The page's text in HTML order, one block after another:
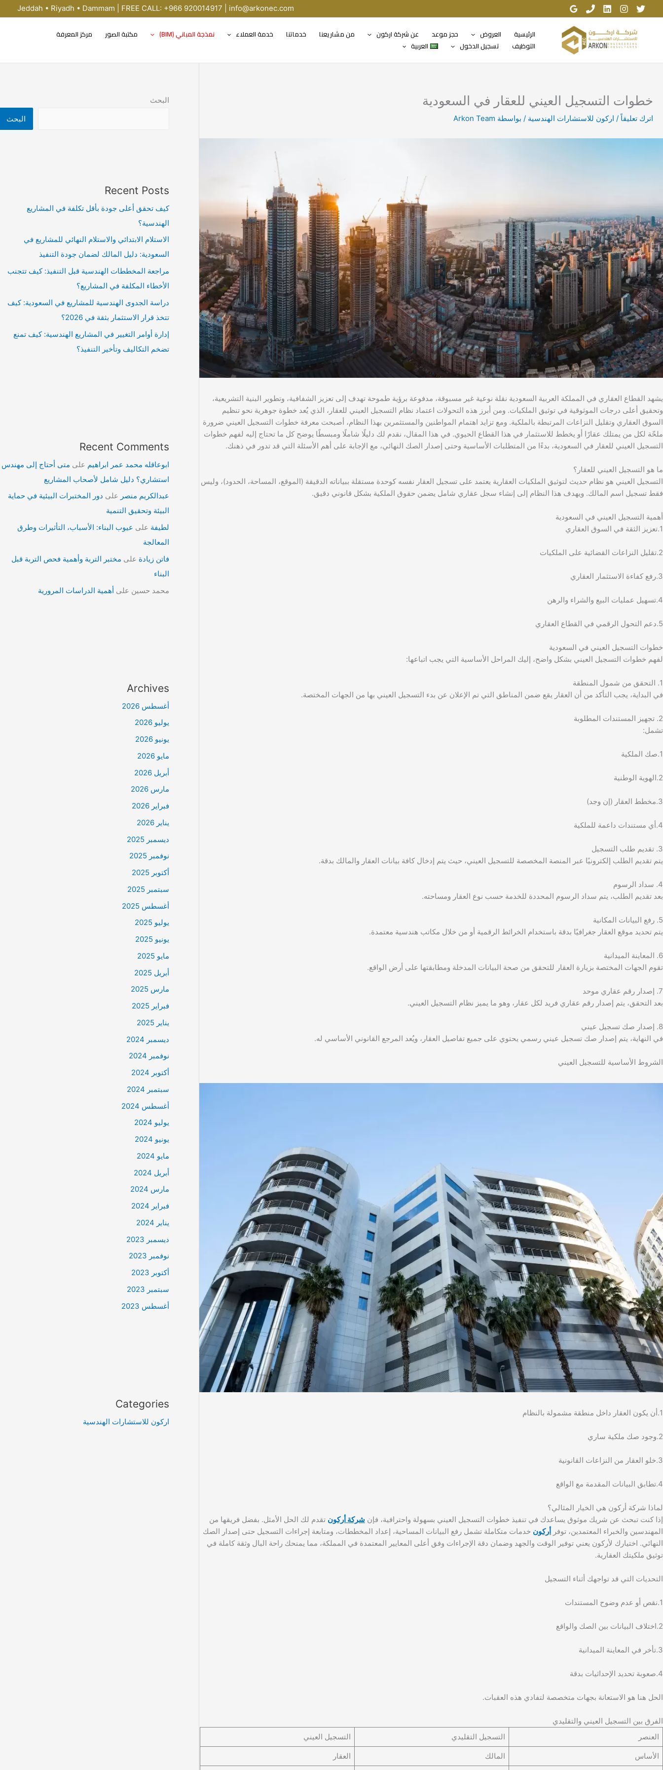
تخطي
إلى
Jeddah • Riyadh • Dammam | FREE CALL: +966 920014917 | info@arkonec.com
الرئيسية العروض حجز موعد عن شركة اركون من مشاريعنا خدماتنا خدمة العملاء نمذجة المباني (BIM) مكتبة الصور
مركز المعرفة
التوظيف
تسجيل الدخول العربية
خطوات التسجيل العيني للعقار في السعودية
اترك تعليقاً / اركون للاستشارات الهندسية / بواسطة Arkon Team
يشهد القطاع العقاري في المملكة العربية السعودية نقلة نوعية غير مسبوقة، مدفوعة برؤية طموحة تهدف إلى تعزيز الشفافية، وتطوير البنية التشريعية،
وتحقيق أعلى درجات الموثوقية في توثيق الملكيات. ومن أبرز هذه التحولات اعتماد نظام التسجيل العيني للعقار، الذي يُعد خطوة جوهرية نحو تنظيم
السوق العقاري وتقليل النزاعات المرتبطة بالملكية. ومع تزايد اهتمام المواطنين والمستثمرين بهذا النظام، أصبحت معرفة خطوات التسجيل العيني ضرورة
ملحّة لكل من يمتلك عقارًا أو يخطط للاستثمار في هذا القطاع الحيوي. في هذا المقال، نقدم لك دليلًا شاملًا ومبسطًا يوضح كل ما تحتاج إليه لفهم خطوات
التسجيل العيني للعقار في السعودية، بدءًا من المتطلبات الأساسية وحتى إصدار الصك النهائي، مع الإجابة على أهم الأسئلة التي قد تدور في ذهنك.
ما هو التسجيل العيني للعقار؟
التسجيل العيني هو نظام حديث لتوثيق الملكيات العقارية يعتمد على تسجيل العقار نفسه كوحدة مستقلة ببياناته الدقيقة (الموقع، المساحة، الحدود)، وليس
فقط تسجيل اسم المالك. ويهدف هذا النظام إلى إنشاء سجل عقاري شامل يضمن حقوق الملكية بشكل قانوني دقيق.
أهمية التسجيل العيني في السعودية
1.تعزيز الثقة في السوق العقاري
2.تقليل النزاعات القضائية على الملكيات
3.رفع كفاءة الاستثمار العقاري
4.تسهيل عمليات البيع والشراء والرهن
5.دعم التحول الرقمي في القطاع العقاري
خطوات التسجيل العيني في السعودية
لفهم خطوات التسجيل العيني بشكل واضح، إليك المراحل الأساسية التي يجب اتباعها:
1. التحقق من شمول المنطقة
في البداية، يجب التأكد من أن العقار يقع ضمن المناطق التي تم الإعلان عن بدء التسجيل العيني بها من الجهات المختصة.
2. تجهيز المستندات المطلوبة
تشمل:
1.صك الملكية
2.الهوية الوطنية
3.مخطط العقار (إن وجد)
4.أي مستندات داعمة للملكية
3. تقديم طلب التسجيل
يتم تقديم الطلب إلكترونيًا عبر المنصة المخصصة للتسجيل العيني، حيث يتم إدخال كافة بيانات العقار والمالك بدقة.
4. سداد الرسوم
بعد تقديم الطلب، يتم سداد الرسوم المحددة للخدمة حسب نوع العقار ومساحته.
5. رفع البيانات المكانية
يتم تحديد موقع العقار جغرافيًا بدقة باستخدام الخرائط الرقمية أو من خلال مكاتب هندسية معتمدة.
6. المعاينة الميدانية
تقوم الجهات المختصة بزيارة العقار للتحقق من صحة البيانات المدخلة ومطابقتها على أرض الواقع.
7. إصدار رقم عقاري موحد
بعد التحقق، يتم إصدار رقم عقاري فريد لكل عقار، وهو ما يميز نظام التسجيل العيني.
8. إصدار صك تسجيل عيني
في النهاية، يتم إصدار صك تسجيل عيني رسمي يحتوي على جميع تفاصيل العقار، ويُعد المرجع القانوني الأساسي له.
الشروط الأساسية للتسجيل العيني
1.أن يكون العقار داخل منطقة مشمولة بالنظام
2.وجود صك ملكية ساري
3.خلو العقار من النزاعات القانونية
4.تطابق البيانات المقدمة مع الواقع
لماذا شركة أركون هي الخيار المثالي؟
إذا كنت تبحث عن شريك موثوق يساعدك في تنفيذ خطوات التسجيل العيني بسهولة واحترافية، فإن شركة أركون تقدم لك الحل الأمثل. بفضل فريقها من
المهندسين والخبراء المعتمدين، توفر أركون خدمات متكاملة تشمل رفع البيانات المساحية، إعداد المخططات، ومتابعة إجراءات التسجيل حتى إصدار الصك
النهائي. اختيارك لأركون يعني توفير الوقت والجهد وضمان دقة الإجراءات وفق أعلى المعايير المعتمدة في المملكة، مما يمنحك راحة البال وثقة كاملة في
توثيق ملكيتك العقارية.
التحديات التي قد تواجهك أثناء التسجيل
1.نقص أو عدم وضوح المستندات
2.اختلاف البيانات بين الصك والواقع
3.تأخر في المعاينة الميدانية
4.صعوبة تحديد الإحداثيات بدقة
الحل هنا هو الاستعانة بجهات متخصصة لتفادي هذه العقبات.
الفرق بين التسجيل العيني والتقليدي
العنصر
التسجيل التقليدي التسجيل العيني
الأساس المالك العقار
البحث
البحث
Recent Posts
كيف تحقق أعلى جودة بأقل تكلفة في المشاريع
الهندسية؟
الاستلام الابتدائي والاستلام النهائي للمشاريع في
السعودية: دليل المالك لضمان جودة التنفيذ
مراجعة المخططات الهندسية قبل التنفيذ: كيف تتجنب
الأخطاء المكلفة في المشاريع؟
دراسة الجدوى الهندسية للمشاريع في السعودية: كيف
تتخذ قرار الاستثمار بثقة في 2026؟
إدارة أوامر التغيير في المشاريع الهندسية: كيف تمنع
تضخم التكاليف وتأخير التنفيذ؟
Recent Comments
ابوعاقله محمد عمر ابراهيم على متى أحتاج إلى مهندس
استشاري؟ دليل شامل لأصحاب المشاريع
عبدالكريم منصر على دور المختبرات البيئية في حماية
البيئة وتحقيق التنمية
لطيفة على عيوب البناء: الأسباب، التأثيرات وطرق
المعالجة
فاتن زيادة على مختبر التربة وأهمية فحص التربة قبل
البناء
محمد حسين على أهمية الدراسات المرورية
Archives
أغسطس 2026
يوليو 2026
يونيو 2026
مايو 2026
أبريل 2026
مارس 2026
فبراير 2026
يناير 2026
ديسمبر 2025
نوفمبر 2025
أكتوبر 2025
سبتمبر 2025
أغسطس 2025
يوليو 2025
يونيو 2025
مايو 2025
أبريل 2025
مارس 2025
فبراير 2025
يناير 2025
ديسمبر 2024
نوفمبر 2024
أكتوبر 2024
سبتمبر 2024
أغسطس 2024
يوليو 2024
يونيو 2024
مايو 2024
أبريل 2024
مارس 2024
فبراير 2024
يناير 2024
ديسمبر 2023
نوفمبر 2023
أكتوبر 2023
سبتمبر 2023
أغسطس 2023
Categories
اركون للاستشارات الهندسية